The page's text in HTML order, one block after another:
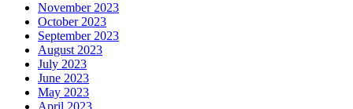
November 2023
October 2023
September 2023
August 2023
July 2023
June 2023
May 2023
April 2023